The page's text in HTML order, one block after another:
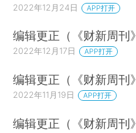
2022年12月24日 APP打开
编辑更正（《财新周刊
2022年12月17日 APP打开
编辑更正（《财新周刊
2022年11月19日 APP打开
编辑更正（《财新周刊